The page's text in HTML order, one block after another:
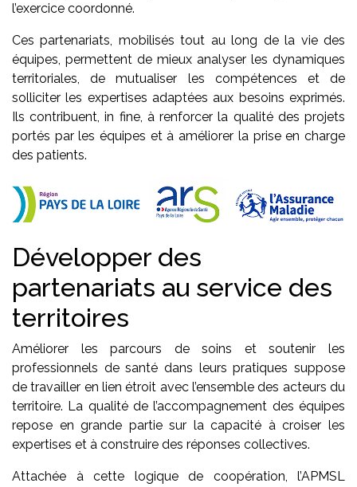
l’exercice coordonné.
Ces partenariats, mobilisés tout au long de la vie des
équipes, permettent de mieux analyser les dynamiques
territoriales, de mutualiser les compétences et de
solliciter les expertises adaptées aux besoins exprimés.
Ils contribuent, in fine, à renforcer la qualité des projets
portés par les équipes et à améliorer la prise en charge
des patients.
Développer des
partenariats au service des
territoires
Améliorer les parcours de soins et soutenir les
professionnels de santé dans leurs pratiques suppose
de travailler en lien étroit avec l’ensemble des acteurs du
territoire. La qualité de l’accompagnement des équipes
repose en grande partie sur la capacité à croiser les
expertises et à construire des réponses collectives.
Attachée à cette logique de coopération, l’APMSL